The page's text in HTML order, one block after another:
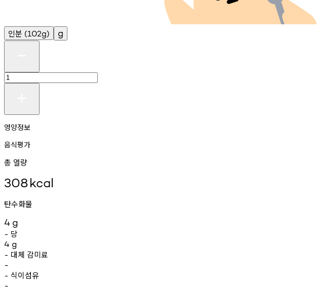
인분 (102g) g
영양정보
음식평가
총 열량
308kcal
탄수화물
4 g
- 당
4 g
- 대체 감미료
-
- 식이섬유
-